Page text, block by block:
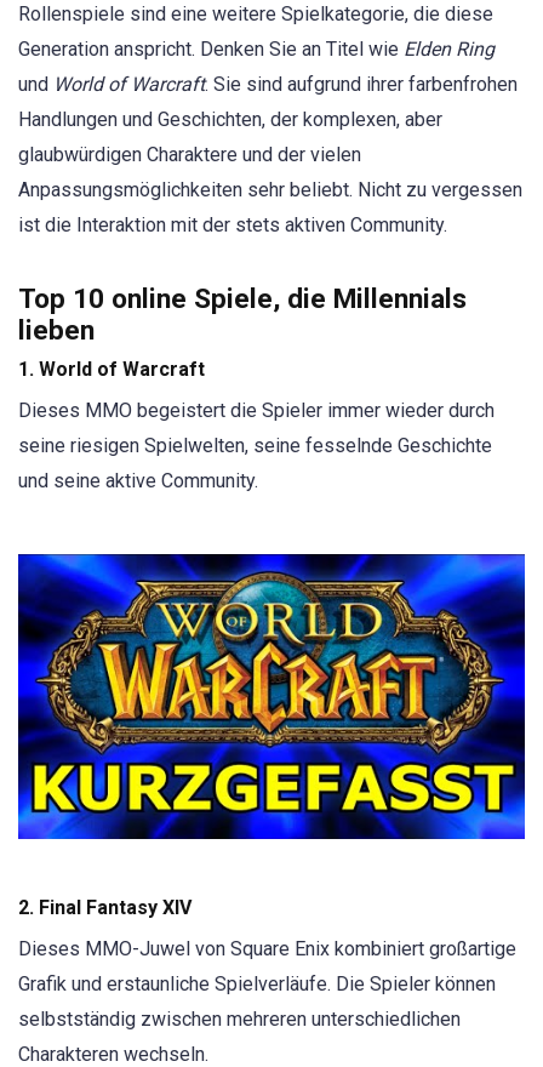
Rollenspiele sind eine weitere Spielkategorie, die diese
Generation anspricht. Denken Sie an Titel wie Elden Ring
und World of Warcraft. Sie sind aufgrund ihrer farbenfrohen
Handlungen und Geschichten, der komplexen, aber
glaubwürdigen Charaktere und der vielen
Anpassungsmöglichkeiten sehr beliebt. Nicht zu vergessen
ist die Interaktion mit der stets aktiven Community.
Top 10 online Spiele, die Millennials
lieben
1. World of Warcraft
Dieses MMO begeistert die Spieler immer wieder durch
seine riesigen Spielwelten, seine fesselnde Geschichte
und seine aktive Community.
2. Final Fantasy XIV
Dieses MMO-Juwel von Square Enix kombiniert großartige
Grafik und erstaunliche Spielverläufe. Die Spieler können
selbstständig zwischen mehreren unterschiedlichen
Charakteren wechseln.